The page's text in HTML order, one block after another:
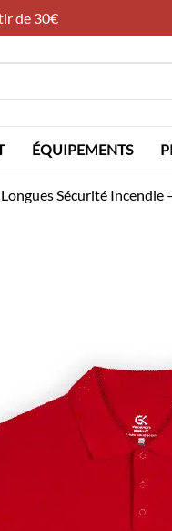
de 30€
ÉQUIPEMENTS
Sécurité Incendie